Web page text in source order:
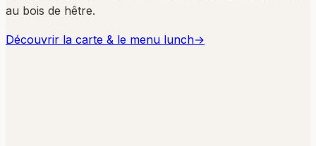
au bois de hêtre.
Découvrir la carte & le menu lunch→